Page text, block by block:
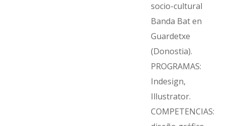
socio-cultural
Banda Bat en
Guardetxe
(Donostia).
PROGRAMAS:
Indesign,
Illustrator.
COMPETENCIAS: